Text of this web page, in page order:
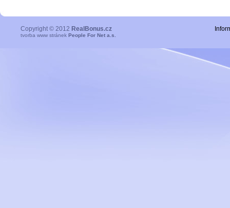
Copyright © 2012 RealBonus.cz
tvorba www stránek People For Net a.s.